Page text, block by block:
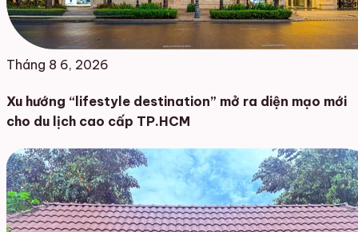
Tháng 8 6, 2026
Xu hướng “lifestyle destination” mở ra diện mạo mới
cho du lịch cao cấp TP.HCM